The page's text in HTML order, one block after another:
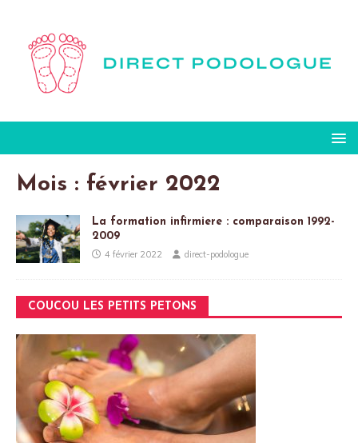
Mois : février 2022
La formation infirmiere : comparaison 1992-
2009
4 février 2022 direct-podologue
COUCOU LES PETITS PETONS